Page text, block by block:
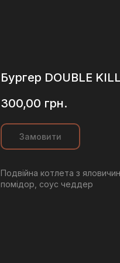
Бургер DOUBLE
300,00 грн.
Замовити
Подвійна котлета з
помідор, соус чеддер